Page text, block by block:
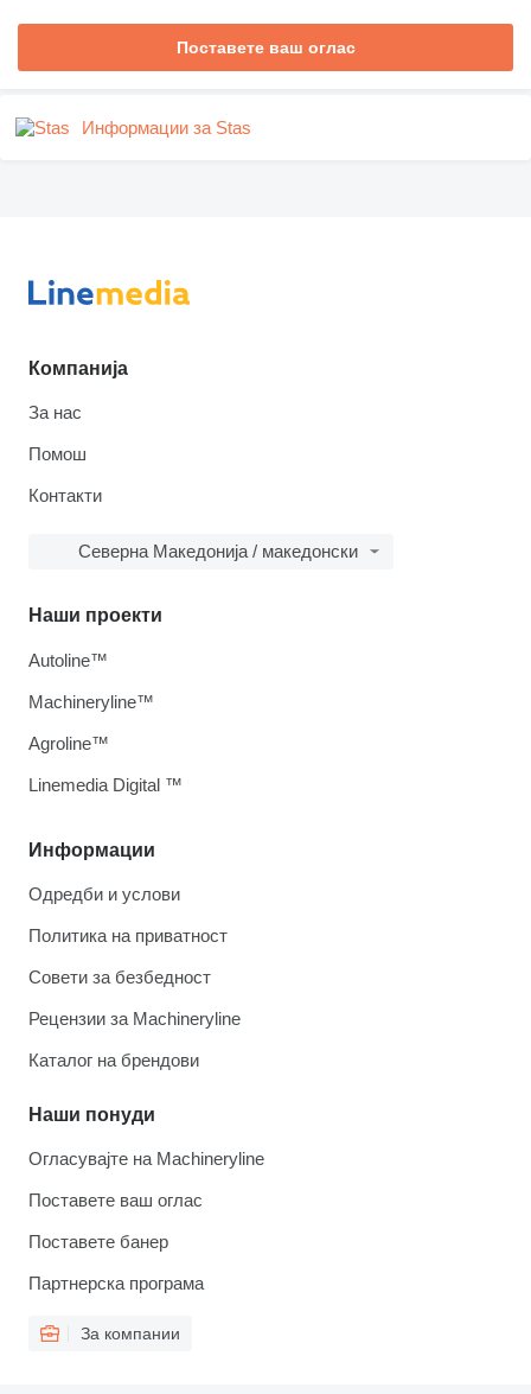
Поставете ваш оглас
Информации за Stas
Компанија
За нас
Помош
Контакти
Северна Македонија / македонски
Информации
Одредби и услови
Политика на приватност
Совети за безбедност
Рецензии за Machineryline
Каталог на брендови
Наши понуди
Огласувајте на Machineryline
Поставете ваш оглас
Поставете банер
Партнерска програма
За компании
Наши проекти
Autoline™
Machineryline™
Agroline™
Linemedia Digital ™